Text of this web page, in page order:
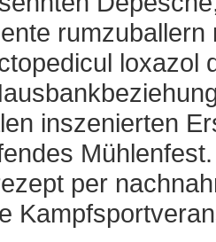
loxazol
inszenierten
per